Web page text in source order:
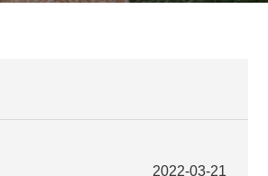
2022-03-21